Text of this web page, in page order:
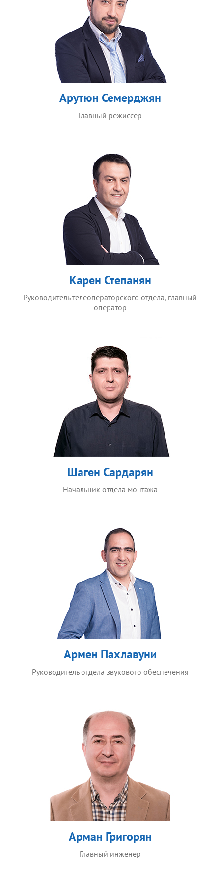
Арутюн Семерджян
Главный режиссер
Карен Степанян
Руководитель телеоператорского отдела, главный
оператор
Шаген Сардарян
Начальник отдела монтажа
Армен Пахлавуни
Руководитель отдела звукового обеспечения
Арман Григорян
Главный инженер